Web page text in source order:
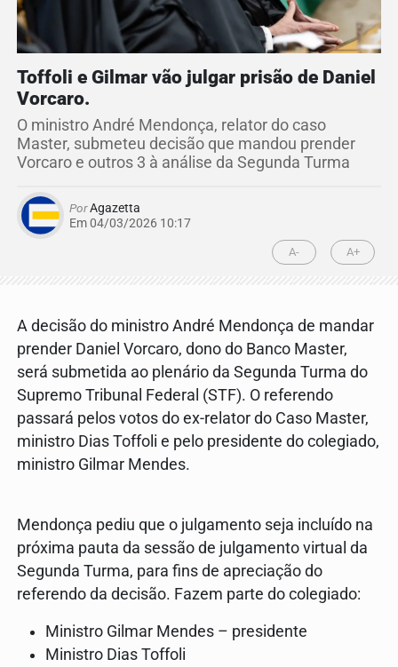
Toffoli e Gilmar vão julgar prisão de Daniel
Vorcaro.
O ministro André Mendonça, relator do caso
Master, submeteu decisão que mandou prender
Vorcaro e outros 3 à análise da Segunda Turma
PorAgazetta
Em 04/03/2026 10:17
A- A+
A decisão do ministro André Mendonça de mandar
prender Daniel Vorcaro, dono do Banco Master,
será submetida ao plenário da Segunda Turma do
Supremo Tribunal Federal (STF). O referendo
passará pelos votos do ex-relator do Caso Master,
ministro Dias Toffoli e pelo presidente do colegiado,
ministro Gilmar Mendes.
Mendonça pediu que o julgamento seja incluído na
próxima pauta da sessão de julgamento virtual da
Segunda Turma, para fins de apreciação do
referendo da decisão. Fazem parte do colegiado:
Ministro Gilmar Mendes – presidente
Ministro Dias Toffoli